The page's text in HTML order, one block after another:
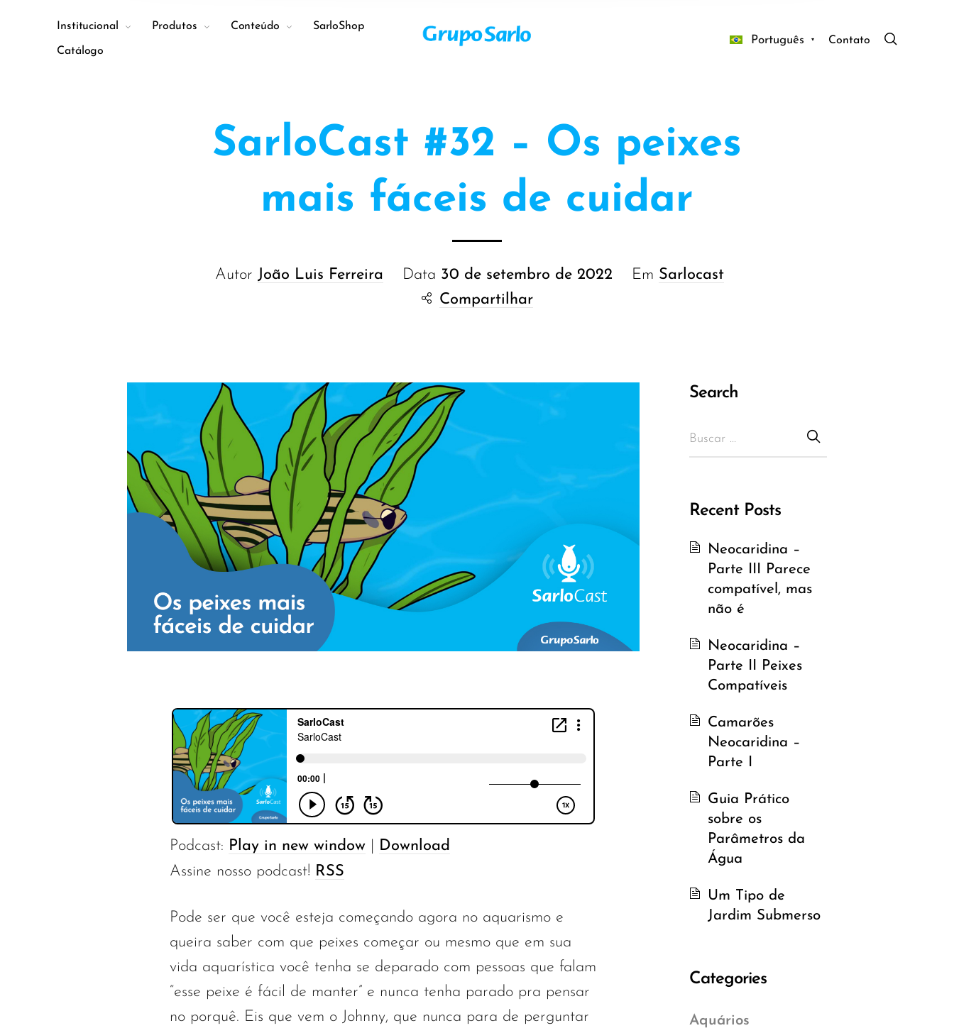
Institucional Produtos Conteúdo SarloShop
Catálogo
Português Contato
SarloCast #32 – Os peixes
mais fáceis de cuidar
Autor João Luis Ferreira Data 30 de setembro de 2022 Em Sarlocast
Compartilhar
Podcast: Play in new window| Download
Assine nosso podcast! RSS
Pode ser que você esteja começando agora no aquarismo e
queira saber com que peixes começar ou mesmo que em sua
vida aquarística você tenha se deparado com pessoas que falam
“esse peixe é fácil de manter” e nunca tenha parado pra pensar
no porquê. Eis que vem o Johnny, que nunca para de perguntar
Search
Recent Posts
Neocaridina –
Parte III Parece
compatível, mas
não é
Neocaridina –
Parte II Peixes
Compatíveis
Camarões
Neocaridina –
Parte I
Guia Prático
sobre os
Parâmetros da
Água
Um Tipo de
Jardim Submerso
Categories
Aquários